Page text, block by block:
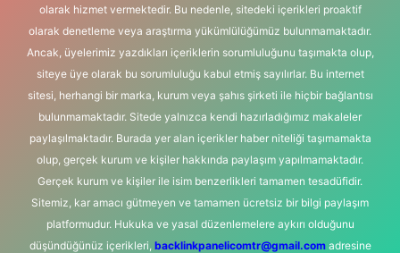
olarak hizmet vermektedir. Bu nedenle, sitedeki içerikleri proaktif
olarak denetleme veya araştırma yükümlülüğümüz bulunmamaktadır.
Ancak, üyelerimiz yazdıkları içeriklerin sorumluluğunu taşımakta olup,
siteye üye olarak bu sorumluluğu kabul etmiş sayılırlar. Bu internet
sitesi, herhangi bir marka, kurum veya şahıs şirketi ile hiçbir bağlantısı
bulunmamaktadır. Sitede yalnızca kendi hazırladığımız makaleler
paylaşılmaktadır. Burada yer alan içerikler haber niteliği taşımamakta
olup, gerçek kurum ve kişiler hakkında paylaşım yapılmamaktadır.
Gerçek kurum ve kişiler ile isim benzerlikleri tamamen tesadüfidir.
Sitemiz, kar amacı gütmeyen ve tamamen ücretsiz bir bilgi paylaşım
platformudur. Hukuka ve yasal düzenlemelere aykırı olduğunu
düşündüğünüz içerikleri, backlinkpanelicomtr@gmail.comadresine